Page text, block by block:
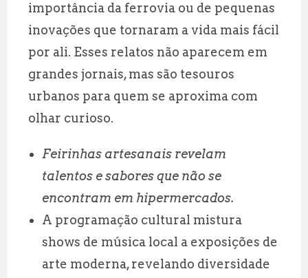
importância da ferrovia ou de pequenas
inovações que tornaram a vida mais fácil
por ali. Esses relatos não aparecem em
grandes jornais, mas são tesouros
urbanos para quem se aproxima com
olhar curioso.
Feirinhas artesanais revelam
talentos e sabores que não se
encontram em hipermercados.
A programação cultural mistura
shows de música local a exposições de
arte moderna, revelando diversidade